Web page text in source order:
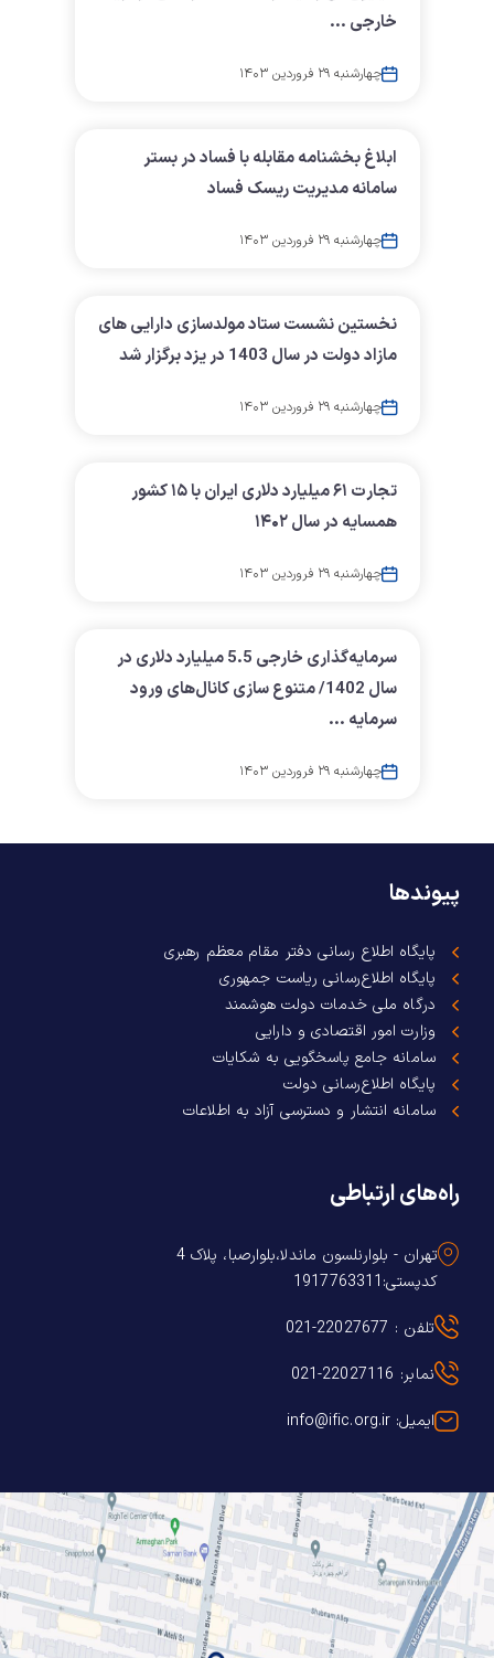
خارجی ...
چهارشنبه ۲۹ فروردین ۱۴۰۳
ابلاغ بخشنامه مقابله با فساد در بستر
سامانه مدیریت ریسک فساد
چهارشنبه ۲۹ فروردین ۱۴۰۳
نخستین نشست ستاد مولدسازی دارایی های
مازاد دولت در سال 1403 در یزد برگزار شد
چهارشنبه ۲۹ فروردین ۱۴۰۳
تجارت ۶۱ میلیارد دلاری ایران با ۱۵ کشور
همسایه در سال ۱۴۰۲
چهارشنبه ۲۹ فروردین ۱۴۰۳
سرمایه‌گذاری خارجی 5.5 میلیارد دلاری در
سال 1402/ متنوع سازی کانال‌های ورود
سرمایه ...
چهارشنبه ۲۹ فروردین ۱۴۰۳
پیوندها
پایگاه اطلاع رسانی دفتر مقام معظم رهبری
پایگاه اطلاع‌رسانی ریاست جمهوری
درگاه ملی خدمات دولت هوشمند
وزارت امور اقتصادی و دارایی
سامانه جامع پاسخگویی به شکایات
پایگاه اطلاع‌رسانی دولت
سامانه انتشار و دسترسی آزاد به اطلاعات
راه‌های ارتباطی
تهران - بلوارنلسون ماندلا،بلوارصبا، پلاک 4
کدپستی:1917763311
تلفن : 22027677-021
نمابر: 22027116-021
ایمیل: info@ific.org.ir